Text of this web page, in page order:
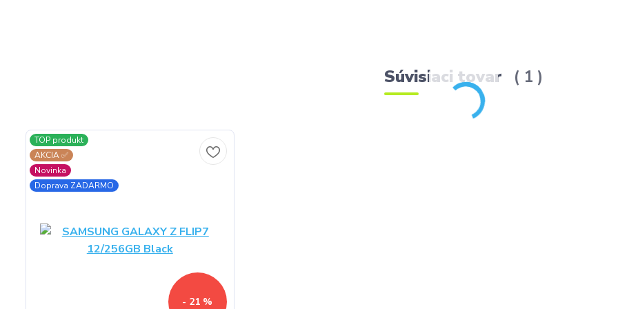
Súvisiaci tovar 1
TOP produkt
AKCIA ✅
Novinka
Doprava ZADARMO
- 21 %